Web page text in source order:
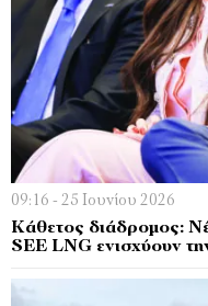
09:16 - 25 Ιουνίου 2026
Κάθετος διάδρομος:
SEE LNG ενισχύουν